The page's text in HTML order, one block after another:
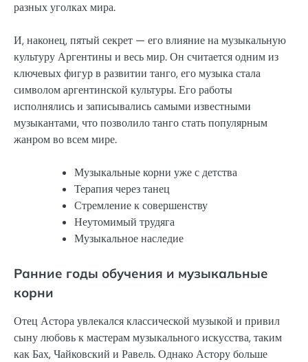
разных уголках мира.
И, наконец, пятый секрет — его влияние на музыкальную
культуру Аргентины и весь мир. Он считается одним из
ключевых фигур в развитии танго, его музыка стала
символом аргентинской культуры. Его работы
исполнялись и записывались самыми известными
музыкантами, что позволило танго стать популярным
жанром во всем мире.
Музыкальные корни уже с детства
Терапия через танец
Стремление к совершенству
Неутомимый трудяга
Музыкальное наследие
Ранние годы обучения и музыкальные
корни
Отец Астора увлекался классической музыкой и привил
сыну любовь к мастерам музыкального искусства, таким
как Бах, Чайковский и Равель. Однако Астору больше